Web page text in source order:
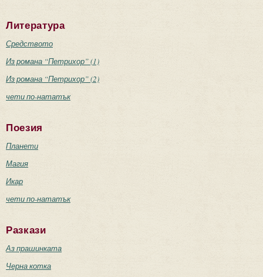
Литература
Средството
Из романа “Петрихор” (1)
Из романа “Петрихор” (2)
чети по-нататък
Поезия
Планети
Магия
Икар
чети по-нататък
Разкази
Аз прашинката
Черна котка